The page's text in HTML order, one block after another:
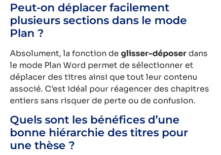
Peut-on déplacer facilement
plusieurs sections dans le mode
Plan ?
Absolument, la fonction de glisser-déposerdans
le mode Plan Word permet de sélectionner et
déplacer des titres ainsi que tout leur contenu
associé. C’est idéal pour réagencer des chapitres
entiers sans risquer de perte ou de confusion.
Quels sont les bénéfices d’une
bonne hiérarchie des titres pour
une thèse ?